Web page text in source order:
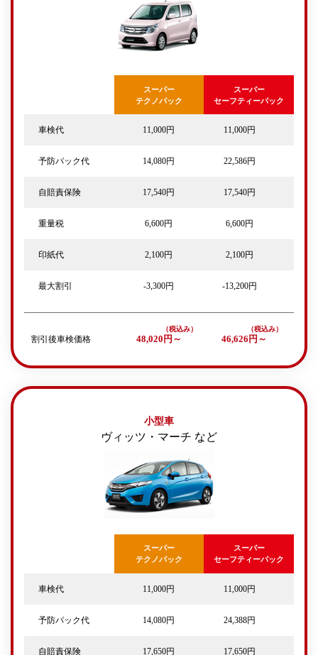
スーパー
テクノパック
スーパー
セーフティーパック
車検代 11,000円 11,000円
予防パック代 14,080円 22,586円
自賠責保険 17,540円 17,540円
重量税 6,600円 6,600円
印紙代 2,100円 2,100円
最大割引 -3,300円 -13,200円
割引後車検価格 48,020円～ 46,626円～
小型車
ヴィッツ・マーチ など
スーパー
テクノパック
スーパー
セーフティーパック
車検代 11,000円 11,000円
予防パック代 14,080円 24,388円
自賠責保険 17,650円 17,650円